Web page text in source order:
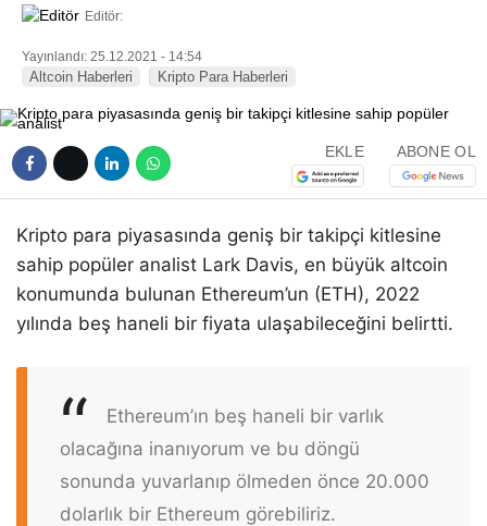
Editör:
Yayınlandı: 25.12.2021 - 14:54
Altcoin Haberleri Kripto Para Haberleri
EKLE ABONE OL
Kripto para piyasasında geniş bir takipçi kitlesine
sahip popüler analist Lark Davis, en büyük altcoin
konumunda bulunan Ethereum’un (ETH), 2022
yılında beş haneli bir fiyata ulaşabileceğini belirtti.
Ethereum’ın beş haneli bir varlık
olacağına inanıyorum ve bu döngü
sonunda yuvarlanıp ölmeden önce 20.000
dolarlık bir Ethereum görebiliriz.